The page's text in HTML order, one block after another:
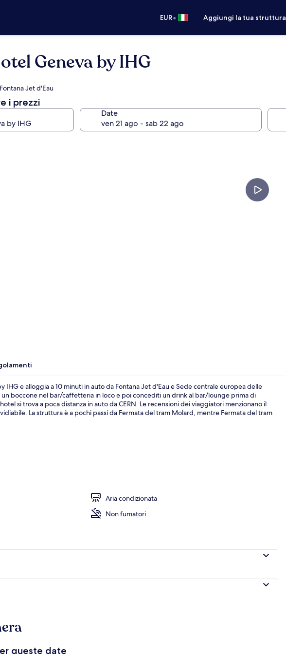
EUR• Aggiungi la tua struttura
Geneva by IHG
Jet d'Eau
i prezzi
Date
Esterni
IHG e alloggia a 10 minuti in auto da Fontana Jet d'Eau e Sede centrale europea delle
un boccone nel bar/caffetteria in loco e poi concediti un drink al bar/lounge prima di
si trova a poca distanza in auto da CERN. Le recensioni dei viaggiatori menzionano il
La struttura è a pochi passi da Fermata del tram Molard, mentre Fermata del tram
Aria condizionata
Non fumatori
queste date